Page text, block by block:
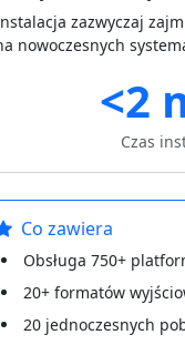
zazwyczaj
nowoczesnych
<2
Czas
Co zawiera
Obsługa 750+
20+ formatów
20 jednoczesnych